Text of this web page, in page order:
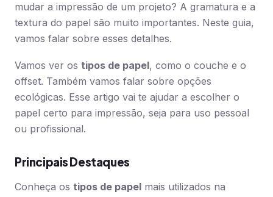
mudar a impressão de um projeto? A gramatura e a
textura do papel são muito importantes. Neste guia,
vamos falar sobre esses detalhes.
Vamos ver os tipos de papel, como o couche e o
offset. Também vamos falar sobre opções
ecológicas. Esse artigo vai te ajudar a escolher o
papel certo para impressão, seja para uso pessoal
ou profissional.
Principais Destaques
Conheça os tipos de papel mais utilizados na